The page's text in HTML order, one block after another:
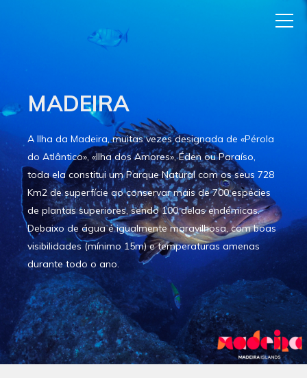
MADEIRA
A Ilha da Madeira, muitas vezes designada de «Pérola
do Atlântico», «Ilha dos Amores», Éden ou Paraíso,
toda ela constitui um Parque Natural com os seus 728
Km2 de superfície ao conservar mais de 700 espécies
de plantas superiores, sendo 100 delas endémicas.
Debaixo de água é igualmente maravilhosa, com boas
visibilidades (mínimo 15m) e temperaturas amenas
durante todo o ano.